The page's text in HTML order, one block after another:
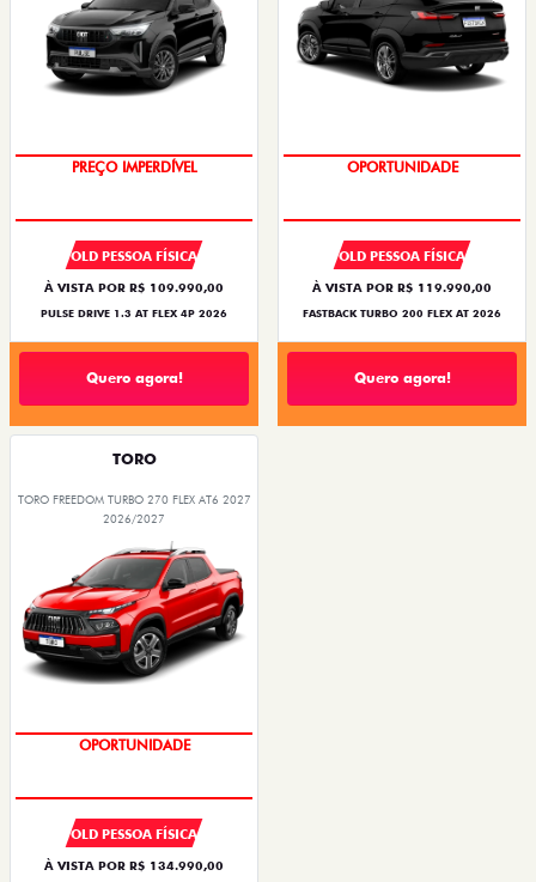
PREÇO IMPERDÍVEL
OLD PESSOA FÍSICA
À VISTA POR R$ 109.990,00
PULSE DRIVE 1.3 AT FLEX 4P 2026
Quero agora!
OPORTUNIDADE
OLD PESSOA FÍSICA
À VISTA POR R$ 119.990,00
FASTBACK TURBO 200 FLEX AT 2026
Quero agora!
TORO
TORO FREEDOM TURBO 270 FLEX AT6 2027
2026/2027
OPORTUNIDADE
OLD PESSOA FÍSICA
À VISTA POR R$ 134.990,00